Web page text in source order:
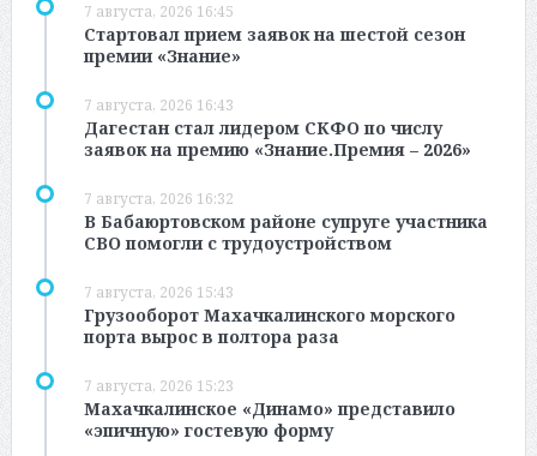
7 августа, 2026 16:45
Стартовал прием заявок на шестой сезон
премии «Знание»
7 августа, 2026 16:43
Дагестан стал лидером СКФО по числу
заявок на премию «Знание.Премия – 2026»
7 августа, 2026 16:32
В Бабаюртовском районе супруге участника
СВО помогли с трудоустройством
7 августа, 2026 15:43
Грузооборот Махачкалинского морского
порта вырос в полтора раза
7 августа, 2026 15:23
Махачкалинское «Динамо» представило
«эпичную» гостевую форму